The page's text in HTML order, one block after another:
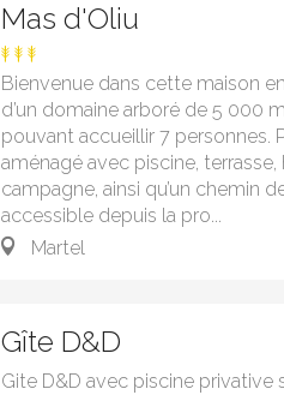
Mas d'Oliu
Bienvenue dans cette maison
d’un domaine arboré de 5 000
pouvant accueillir 7 personnes.
aménagé avec piscine,
campagne, ainsi qu’un chemin
accessible depuis la pro...
Martel
Gîte D&D
Gite D&D avec piscine privative